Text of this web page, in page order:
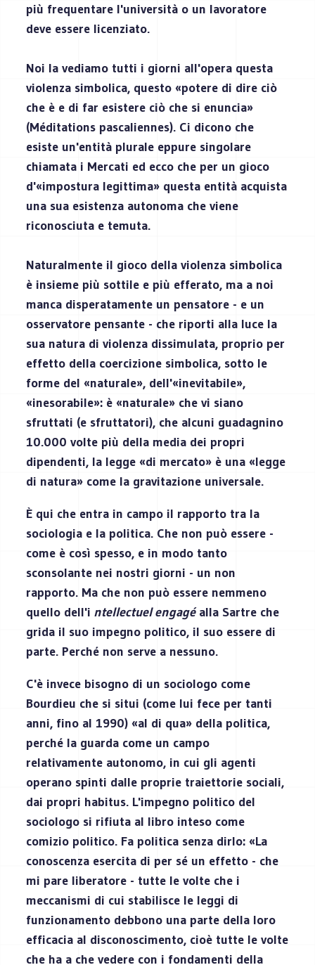
più frequentare l'università o un lavoratore
deve essere licenziato.
Noi la vediamo tutti i giorni all'opera questa
violenza simbolica, questo «potere di dire ciò
che è e di far esistere ciò che si enuncia»
(Méditations pascaliennes). Ci dicono che
esiste un'entità plurale eppure singolare
chiamata i Mercati ed ecco che per un gioco
d'«impostura legittima» questa entità acquista
una sua esistenza autonoma che viene
riconosciuta e temuta.
Naturalmente il gioco della violenza simbolica
è insieme più sottile e più efferato, ma a noi
manca disperatamente un pensatore - e un
osservatore pensante - che riporti alla luce la
sua natura di violenza dissimulata, proprio per
effetto della coercizione simbolica, sotto le
forme del «naturale», dell'«inevitabile»,
«inesorabile»: è «naturale» che vi siano
sfruttati (e sfruttatori), che alcuni guadagnino
10.000 volte più della media dei propri
dipendenti, la legge «di mercato» è una «legge
di natura» come la gravitazione universale.
È qui che entra in campo il rapporto tra la
sociologia e la politica. Che non può essere -
come è così spesso, e in modo tanto
sconsolante nei nostri giorni - un non
rapporto. Ma che non può essere nemmeno
quello dell'i ntellectuel engagéalla Sartre che
grida il suo impegno politico, il suo essere di
parte. Perché non serve a nessuno.
C'è invece bisogno di un sociologo come
Bourdieu che si situi (come lui fece per tanti
anni, fino al 1990) «al di qua» della politica,
perché la guarda come un campo
relativamente autonomo, in cui gli agenti
operano spinti dalle proprie traiettorie sociali,
dai propri habitus. L'impegno politico del
sociologo si rifiuta al libro inteso come
comizio politico. Fa politica senza dirlo: «La
conoscenza esercita di per sé un effetto - che
mi pare liberatore - tutte le volte che i
meccanismi di cui stabilisce le leggi di
funzionamento debbono una parte della loro
efficacia al disconoscimento, cioè tutte le volte
che ha a che vedere con i fondamenti della